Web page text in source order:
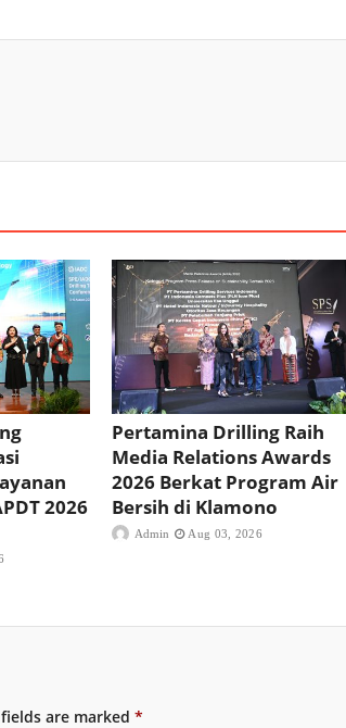
2026
Pertamina Drilling Raih
Media Relations Awards
2026 Berkat Program Air
Bersih di Klamono
Admin Aug 03, 2026
are marked *